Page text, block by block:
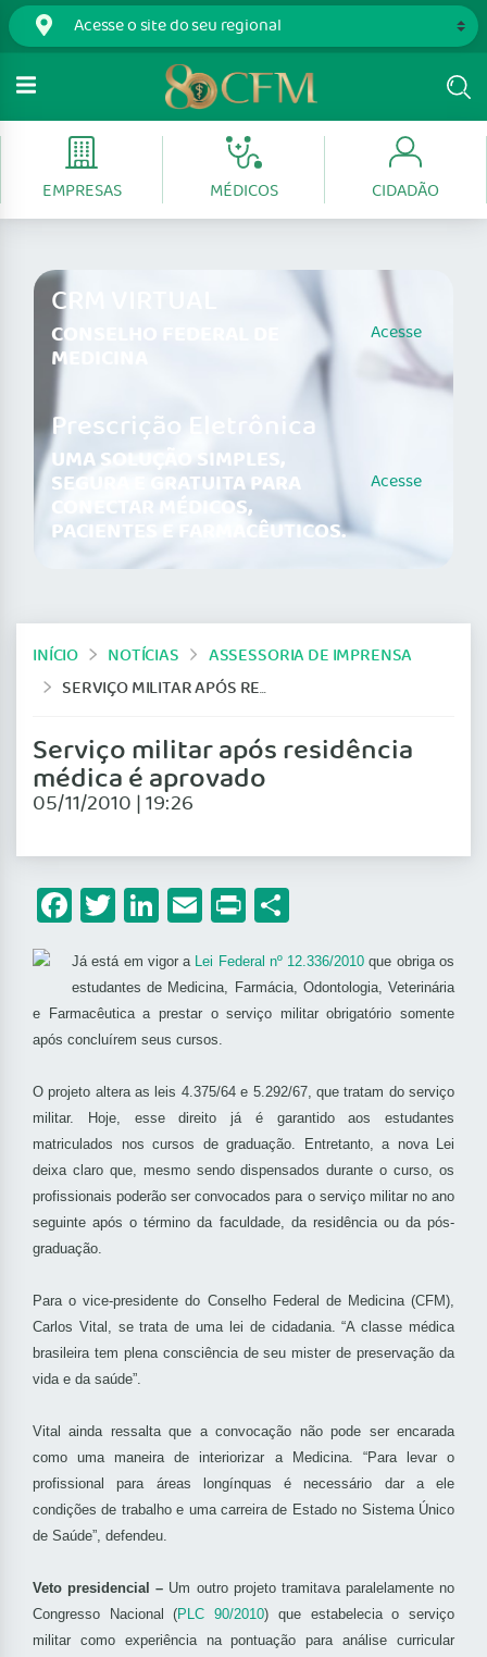
EMPRESAS MÉDICOS CIDADÃO
CRM VIRTUAL
CONSELHO FEDERAL DE
MEDICINA
Acesse
Prescrição Eletrônica
UMA SOLUÇÃO SIMPLES,
SEGURA E GRATUITA PARA
CONECTAR MÉDICOS,
PACIENTES E FARMACÊUTICOS.
Acesse
INÍCIO NOTÍCIAS
ASSESSORIA DE IMPRENSA
SERVIÇO MILITAR APÓS RESIDÊNCIA MÉDICA É APROVADO
Serviço militar após residência
médica é aprovado
05/11/2010 | 19:26
Facebook
Twitter
LinkedIn
Email
Print
Já está em vigor a Lei Federal nº 12.336/2010 que obriga os
estudantes de Medicina, Farmácia, Odontologia, Veterinária
e Farmacêutica a prestar o serviço militar obrigatório somente
após concluírem seus cursos.
O projeto altera as leis 4.375/64 e 5.292/67, que tratam do serviço
militar. Hoje, esse direito já é garantido aos estudantes
matriculados nos cursos de graduação. Entretanto, a nova Lei
deixa claro que, mesmo sendo dispensados durante o curso, os
profissionais poderão ser convocados para o serviço militar no ano
seguinte após o término da faculdade, da residência ou da pós-
graduação.
Para o vice-presidente do Conselho Federal de Medicina (CFM),
Carlos Vital, se trata de uma lei de cidadania. “A classe médica
brasileira tem plena consciência de seu mister de preservação da
vida e da saúde”.
Vital ainda ressalta que a convocação não pode ser encarada
como uma maneira de interiorizar a Medicina. “Para levar o
profissional para áreas longínquas é necessário dar a ele
condições de trabalho e uma carreira de Estado no Sistema Único
de Saúde”, defendeu.
Veto presidencial – Um outro projeto tramitava paralelamente no
Congresso Nacional (PLC 90/2010) que estabelecia o serviço
militar como experiência na pontuação para análise curricular